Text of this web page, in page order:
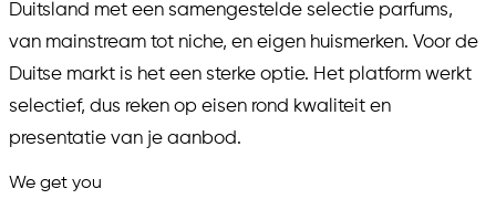
Duitsland met een samengestelde selectie parfums,
van mainstream tot niche, en eigen huismerken. Voor de
Duitse markt is het een sterke optie. Het platform werkt
selectief, dus reken op eisen rond kwaliteit en
presentatie van je aanbod.
We get you